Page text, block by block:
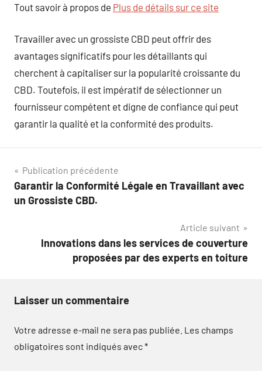
Tout savoir à propos de Plus de détails sur ce site
Travailler avec un grossiste CBD peut offrir des
avantages significatifs pour les détaillants qui
cherchent à capitaliser sur la popularité croissante du
CBD. Toutefois, il est impératif de sélectionner un
fournisseur compétent et digne de confiance qui peut
garantir la qualité et la conformité des produits.
Navigation
de
Publication précédente
Garantir la Conformité Légale en Travaillant avec
un Grossiste CBD.
Article suivant
Innovations dans les services de couverture
proposées par des experts en toiture
Laisser un commentaire
Votre adresse e-mail ne sera pas publiée. Les champs
obligatoires sont indiqués avec*